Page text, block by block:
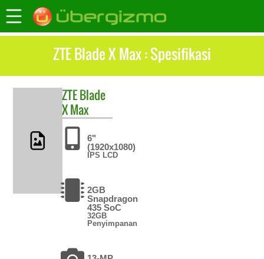
ZTE Blade X Max : Spesifikasi
ZTEBlade
X Max
6"
(1920x1080)
IPS LCD
2GB
Snapdragon
435 SoC
32GB
Penyimpanan